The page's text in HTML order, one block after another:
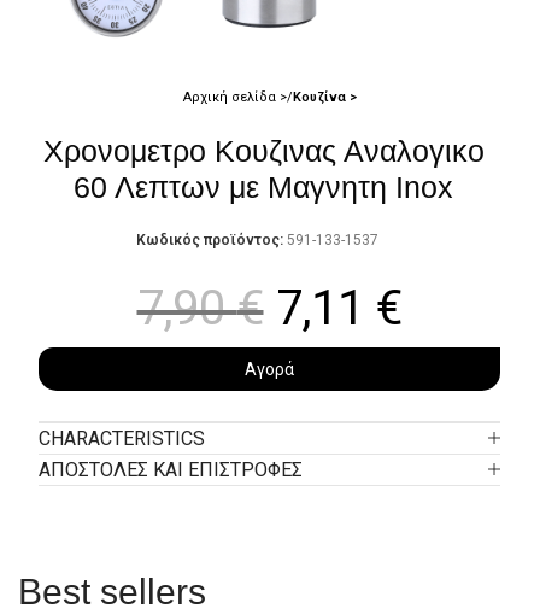
Αρχική σελίδα Κουζίνα
Χρονομετρο Κουζινας Αναλογικο
60 Λεπτων με Μαγνητη Inox
Κωδικός προϊόντος: 591-133-1537
7,90€ 7,11 €
Αγορά
CHARACTERISTICS
ΑΠΟΣΤΟΛΕΣ ΚΑΙ ΕΠΙΣΤΡΟΦΕΣ
Best sellers